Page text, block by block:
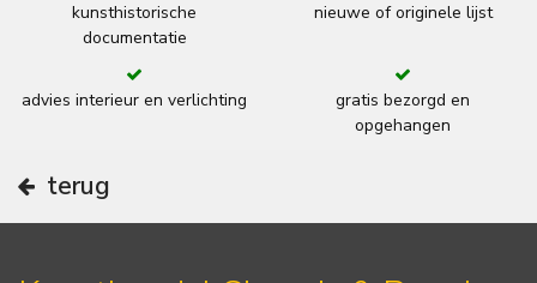
kunsthistorische
documentatie
nieuwe of originele lijst
advies interieur en verlichting
gratis bezorgd en
opgehangen
terug